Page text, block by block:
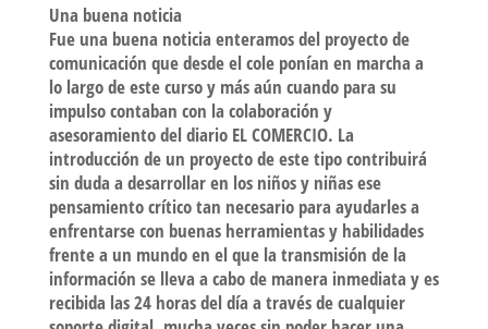
Una buena noticia
Fue una buena noticia enteramos del proyecto de
comunicación que desde el cole ponían en marcha a
lo largo de este curso y más aún cuando para su
impulso contaban con la colaboración y
asesoramiento del diario EL COMERCIO. La
introducción de un proyecto de este tipo contribuirá
sin duda a desarrollar en los niños y niñas ese
pensamiento crítico tan necesario para ayudarles a
enfrentarse con buenas herramientas y habilidades
frente a un mundo en el que la transmisión de la
información se lleva a cabo de manera inmediata y es
recibida las 24 horas del día a través de cualquier